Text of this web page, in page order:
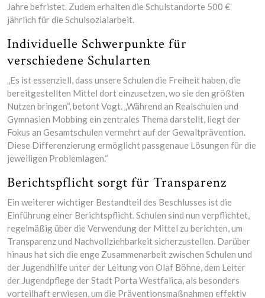
Jahre befristet. Zudem erhalten die Schulstandorte 500 €
jährlich für die Schulsozialarbeit.
Individuelle Schwerpunkte für
verschiedene Schularten
„Es ist essenziell, dass unsere Schulen die Freiheit haben, die
bereitgestellten Mittel dort einzusetzen, wo sie den größten
Nutzen bringen“, betont Vogt. „Während an Realschulen und
Gymnasien Mobbing ein zentrales Thema darstellt, liegt der
Fokus an Gesamtschulen vermehrt auf der Gewaltprävention.
Diese Differenzierung ermöglicht passgenaue Lösungen für die
jeweiligen Problemlagen.“
Berichtspflicht sorgt für Transparenz
Ein weiterer wichtiger Bestandteil des Beschlusses ist die
Einführung einer Berichtspflicht. Schulen sind nun verpflichtet,
regelmäßig über die Verwendung der Mittel zu berichten, um
Transparenz und Nachvollziehbarkeit sicherzustellen. Darüber
hinaus hat sich die enge Zusammenarbeit zwischen Schulen und
der Jugendhilfe unter der Leitung von Olaf Böhne, dem Leiter
der Jugendpflege der Stadt Porta Westfalica, als besonders
vorteilhaft erwiesen, um die Präventionsmaßnahmen effektiv